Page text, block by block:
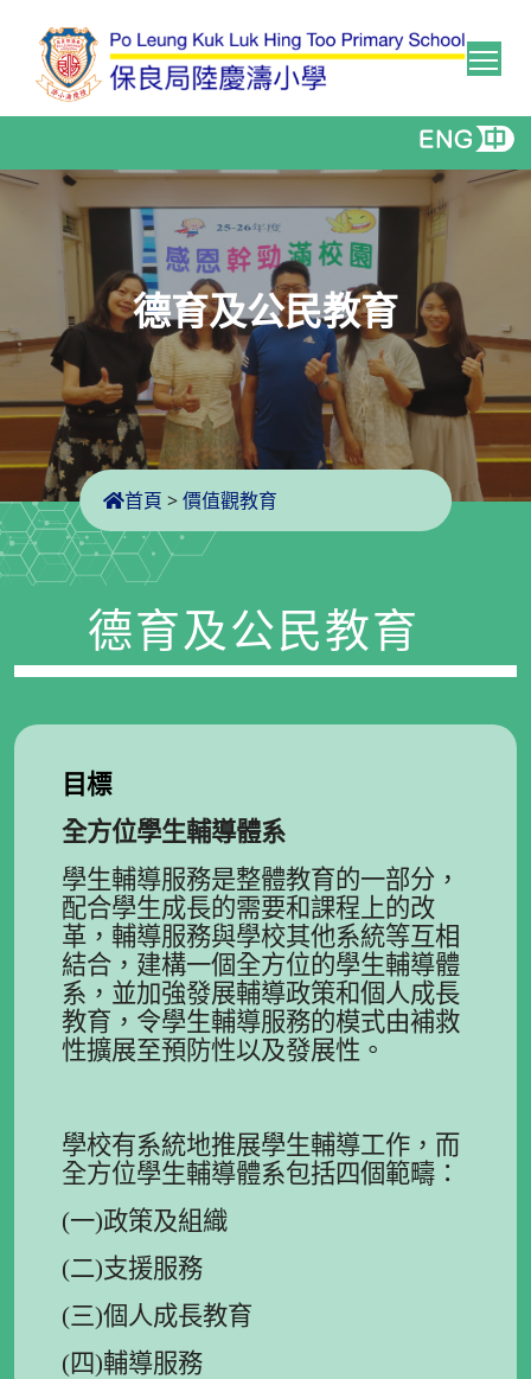
德育及公民教育
首頁 >價值觀教育
德育及公民教育
目標
全方位學生輔導體系
學生輔導服務是整體教育的一部分，
配合學生成長的需要和課程上的改
革，輔導服務與學校其他系統等互相
結合，建構一個全方位的學生輔導體
系，並加強發展輔導政策和個人成長
教育，令學生輔導服務的模式由補救
性擴展至預防性以及發展性。
學校有系統地推展學生輔導工作，而
全方位學生輔導體系包括四個範疇：
(一)政策及組織
(二)支援服務
(三)個人成長教育
(四)輔導服務